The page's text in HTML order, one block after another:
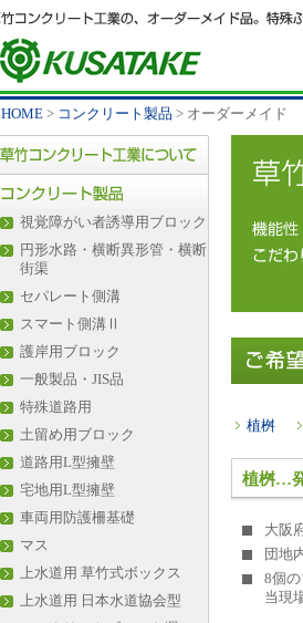
HOME > コンクリート製品 > オーダーメイド
植桝
植桝…
大阪
団地
8個
当現
視覚障がい者誘導用ブロック
円形水路・横断異形管・横断
街渠
セパレート側溝
スマート側溝Ⅱ
護岸用ブロック
一般製品・JIS品
特殊道路用
土留め用ブロック
道路用L型擁壁
宅地用L型擁壁
車両用防護柵基礎
マス
上水道用 草竹式ボックス
上水道用 日本水道協会型